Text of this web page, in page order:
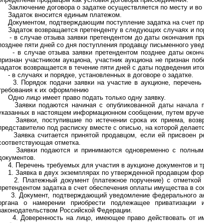
Заключение договора о задатке осуществляется по месту и
Задаток вносится единым платежом.
Документом, подтверждающим поступление задатка на счет
Задаток возвращается претенденту в следующих случаях и
- в случае отзыва заявки претендентом до даты окончания
пяти дней со дня поступления продавцу письменного
- в случае отзыва заявки претендентом позднее даты
участником аукциона, участник аукциона не признан
возвращается в течение пяти дней с даты подведения
- в случаях и порядке, установленных в договоре о задатке.
3. Порядок подачи заявки на участие в аукционе, перечень
к их оформлению
Одно лицо имеет право подать только одну заявку.
Заявки подаются начиная с опубликованной даты начала
в настоящем информационном сообщении, путем
Заявки, поступившие по истечении срока их приема,
под расписку вместе с описью, на которой
Заявка считается принятой продавцом, если ей присвоен
отметка.
Заявки подаются и принимаются одновременно с полным
4. Перечень требуемых для участия в аукционе документов и
1. Заявка в двух экземплярах по утвержденной продавцом
2. Платежный документ (платежное поручение) с отметкой
задатка в счет обеспечения оплаты имущества в
3. Документ, подтверждающий уведомление федерального
о намерении приобрести подлежащее
Российской Федерации.
4. Доверенность на лицо, имеющее право действовать от